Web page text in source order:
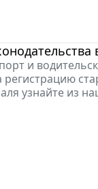
и
узнайте из